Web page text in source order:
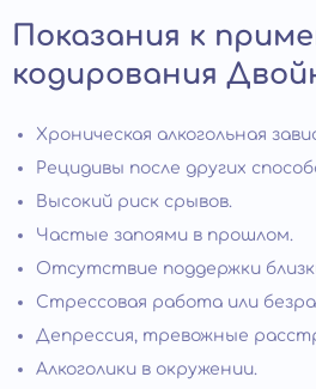
Показания к
кодирования
Хроническая алкогольная
Рецидивы после других
Высокий риск срывов.
Частые запоями в прошлом.
Отсутствие поддержки
Стрессовая работа или
Депрессия, тревожные
Алкоголики в окружении.